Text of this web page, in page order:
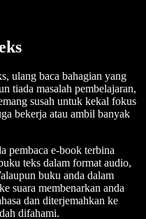
ulang baca bahagian yang
tiada masalah pembelajaran,
susah untuk kekal fokus
bekerja atau ambil banyak
pembaca e-book terbina
teks dalam format audio,
buku anda dalam
suara membenarkan anda
dan diterjemahkan ke
difahami.